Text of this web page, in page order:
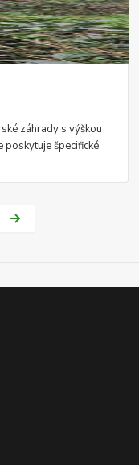
záhrady s výškou
špecifické